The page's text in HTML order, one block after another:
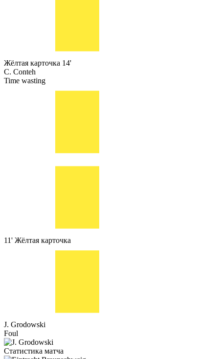
Жёлтая карточка 14'
C. Conteh
Time wasting
11' Жёлтая карточка
J. Grodowski
Foul
Статистика матча